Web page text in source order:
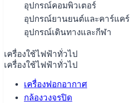
อุปกรณ์คอมพิวเตอร์
อุปกรณ์ยานยนต์และคาร์แคร์
อุปกรณ์เดินทางและกีฬา
เครื่องใช้ไฟฟ้าทั่วไป
เครื่องใช้ไฟฟ้าทั่วไป
เครื่องฟอกอากาศ
กล้องวงจรปิด